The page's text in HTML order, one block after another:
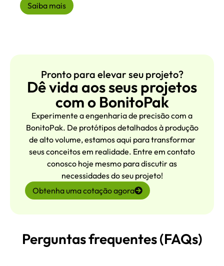
Saiba mais
Pronto para elevar seu projeto?
Dê vida aos seus projetos
com o BonitoPak
Experimente a engenharia de precisão com a
BonitoPak. De protótipos detalhados à produção
de alto volume, estamos aqui para transformar
seus conceitos em realidade. Entre em contato
conosco hoje mesmo para discutir as
necessidades do seu projeto!
Obtenha uma cotação agora
Perguntas frequentes (FAQs)